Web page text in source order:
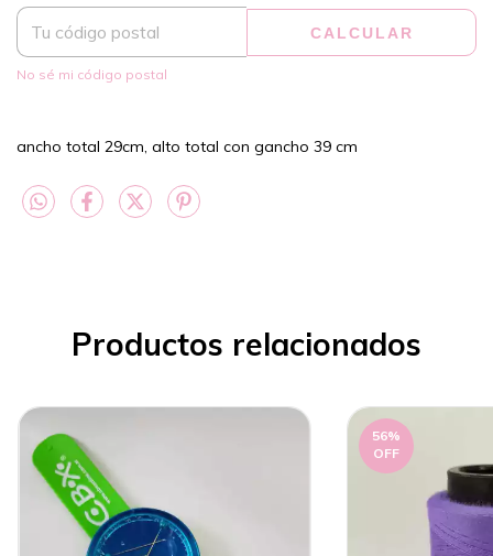
CALCULAR
No sé mi código postal
ancho total 29cm, alto total con gancho 39 cm
Productos relacionados
56%
OFF